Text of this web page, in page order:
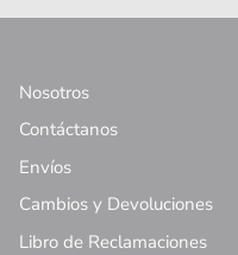
Nosotros
Contáctanos
Envíos
Cambios y Devoluciones
Libro de Reclamaciones